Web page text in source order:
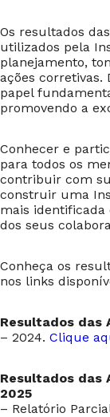
Os resultados
utilizados pela
planejamento,
ações corretivas.
papel
promovendo a
Conhecer e
para todos os
contribuir com
construir uma
mais identificada
dos seus
Conheça os
nos links
Resultados das
– 2024. Clique
Resultados das
2025
– Relatório